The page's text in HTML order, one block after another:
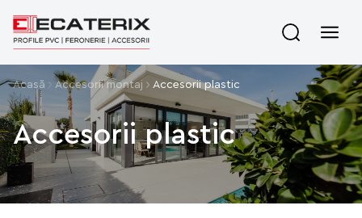
Acasă Аccesorii montaj Accesorii plastic
Accesorii plastic